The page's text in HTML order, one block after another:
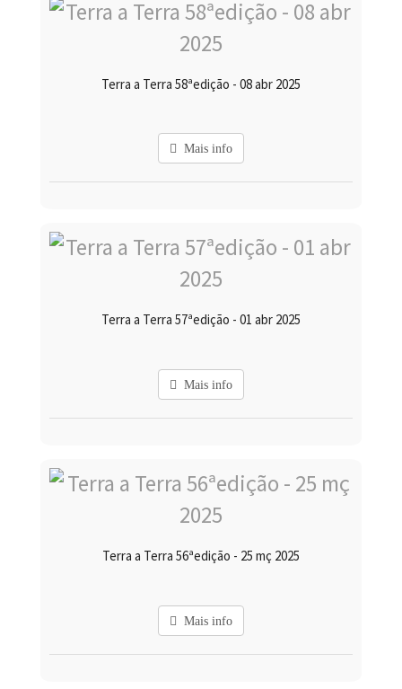
Terra a Terra 58ªedição - 08 abr 2025
Mais info
Terra a Terra 57ªedição - 01 abr 2025
Mais info
Terra a Terra 56ªedição - 25 mç 2025
Mais info